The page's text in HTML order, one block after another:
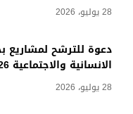
28 يوليو، 2026
دعوة للترشح لمشاريع
الانسانية والاجتماعية 2026
28 يوليو، 2026